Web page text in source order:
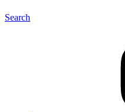
Search